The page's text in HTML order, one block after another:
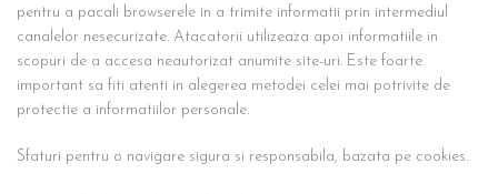
pentru a pacali browserele in a trimite informatii prin intermediul
canalelor nesecurizate. Atacatorii utilizeaza apoi informatiile in
scopuri de a accesa neautorizat anumite site-uri. Este foarte
important sa fiti atenti in alegerea metodei celei mai potrivite de
protectie a informatiilor personale.
Sfaturi pentru o navigare sigura si responsabila, bazata pe cookies.